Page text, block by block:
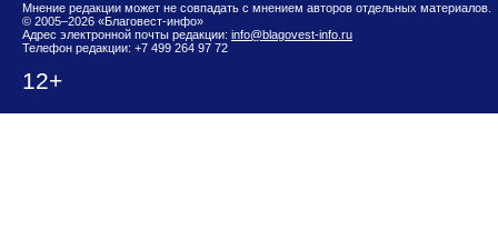
Мнение редакции может не совпадать с мнением авторов отдельных материалов.
© 2005–2026 «Благовест-инфо»
Адрес электронной почты редакции: info@blagovest-info.ru
Телефон редакции: +7 499 264 97 72
12+